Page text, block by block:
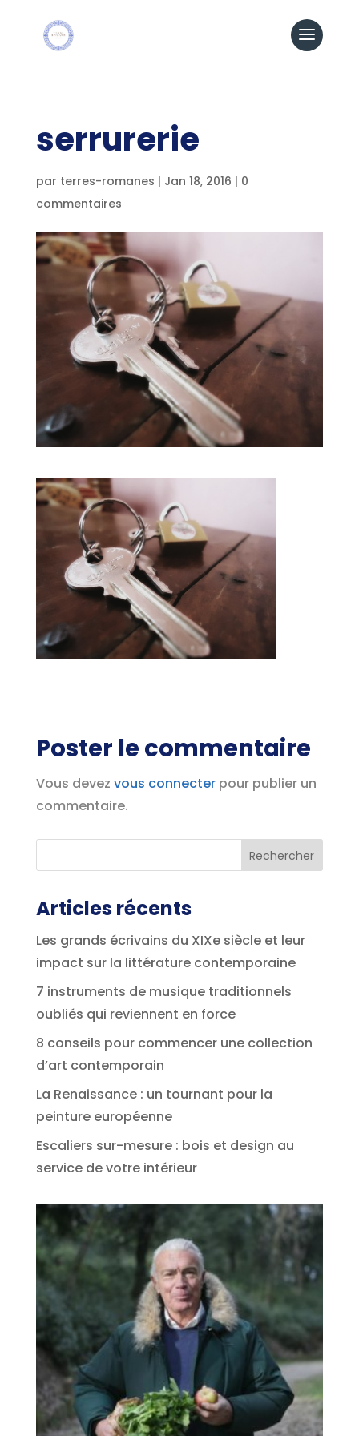
serrurerie
par terres-romanes | Jan 18, 2016 | 0
commentaires
Poster le commentaire
Vous devez vous connecterpour publier un
commentaire.
Articles récents
Les grands écrivains du XIXe siècle et leur
impact sur la littérature contemporaine
7 instruments de musique traditionnels
oubliés qui reviennent en force
8 conseils pour commencer une collection
d’art contemporain
La Renaissance : un tournant pour la
peinture européenne
Escaliers sur-mesure : bois et design au
service de votre intérieur